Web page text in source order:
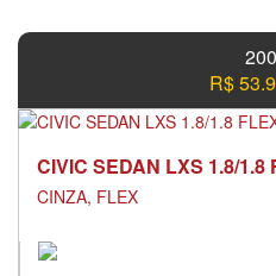
R$
CIVIC SEDAN LXS 1.8/1.8
CINZA, FLEX